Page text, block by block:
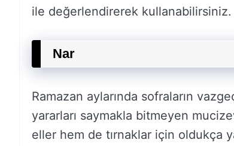
ile değerlendirerek kullanabilirsiniz.
Nar
Ramazan aylarında sofraların
yararları saymakla bitmeyen
eller hem de tırnaklar için oldukça